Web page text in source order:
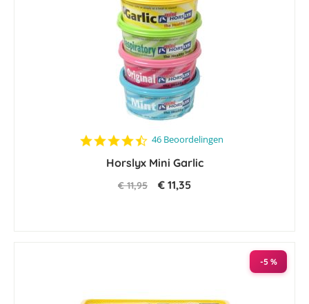
4.6
rating
46 Beoordelingen
Horslyx Mini Garlic
€ 11,95 € 11,35
-5 %